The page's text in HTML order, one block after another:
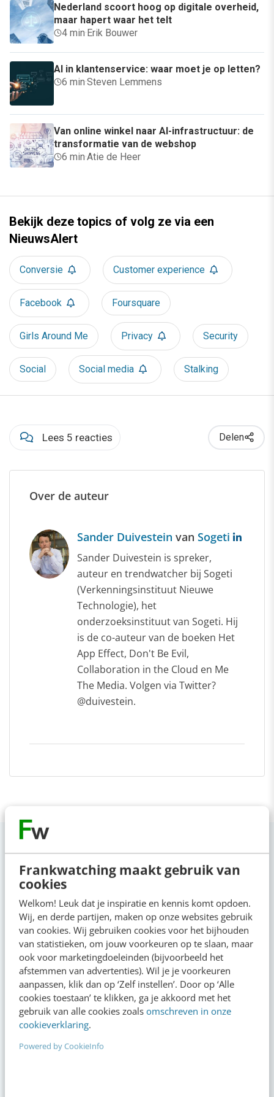
Frankwatching maakt gebruik van
cookies
Welkom! Leuk dat je inspiratie en kennis komt opdoen.
Wij, en derde partijen, maken op onze websites gebruik
van cookies. Wij gebruiken cookies voor het bijhouden
van statistieken, om jouw voorkeuren op te slaan, maar
ook voor marketingdoeleinden (bijvoorbeeld het
afstemmen van advertenties). Wil je je voorkeuren
aanpassen, klik dan op ‘Zelf instellen’. Door op ‘Alle
cookies toestaan’ te klikken, ga je akkoord met het
gebruik van alle cookies zoals omschreven in onze
cookieverklaring.
Powered by CookieInfo
Nederland scoort hoog op digitale overheid,
maar hapert waar het telt
4 min·Erik Bouwer
AI in klantenservice: waar moet je op letten?
6 min·Steven Lemmens
Van online winkel naar AI-infrastructuur: de
transformatie van de webshop
6 min·Atie de Heer
Bekijk deze topics of volg ze via een
NieuwsAlert
Conversie Customer experience
Facebook Foursquare
Girls Around Me Privacy Security
Social Social media Stalking
Lees 5 reacties Delen
Over de auteur
Sander Duivestein van Sogeti
Sander Duivestein is spreker,
auteur en trendwatcher bij Sogeti
(Verkenningsinstituut Nieuwe
Technologie), het
onderzoeksinstituut van Sogeti. Hij
is de co-auteur van de boeken Het
App Effect, Don't Be Evil,
Collaboration in the Cloud en Me
The Media. Volgen via Twitter?
@duivestein.
Bekijk de korte video's
00:00 00:00